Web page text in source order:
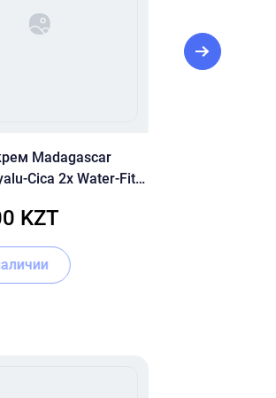
Madagascar
Cica 2x Water-Fit
KZT